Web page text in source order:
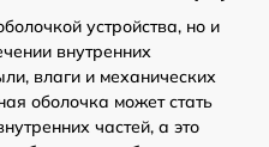
устройства, но и
внутренних
влаги и механических
оболочка может стать
частей, а это